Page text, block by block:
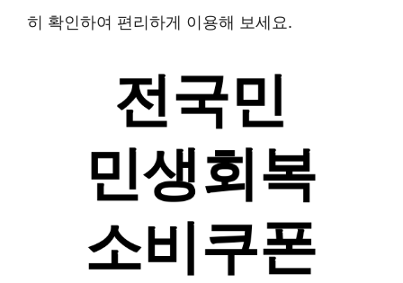
히 확인하여 편리하게 이용해 보세요.